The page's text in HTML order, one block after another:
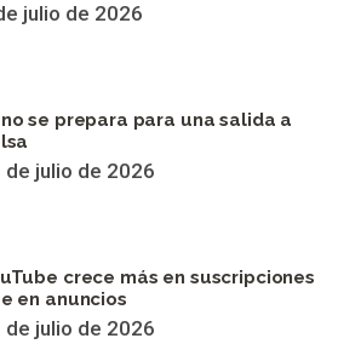
julio de 2026
se prepara para una salida a
de julio de 2026
crece más en suscripciones
en anuncios
de julio de 2026